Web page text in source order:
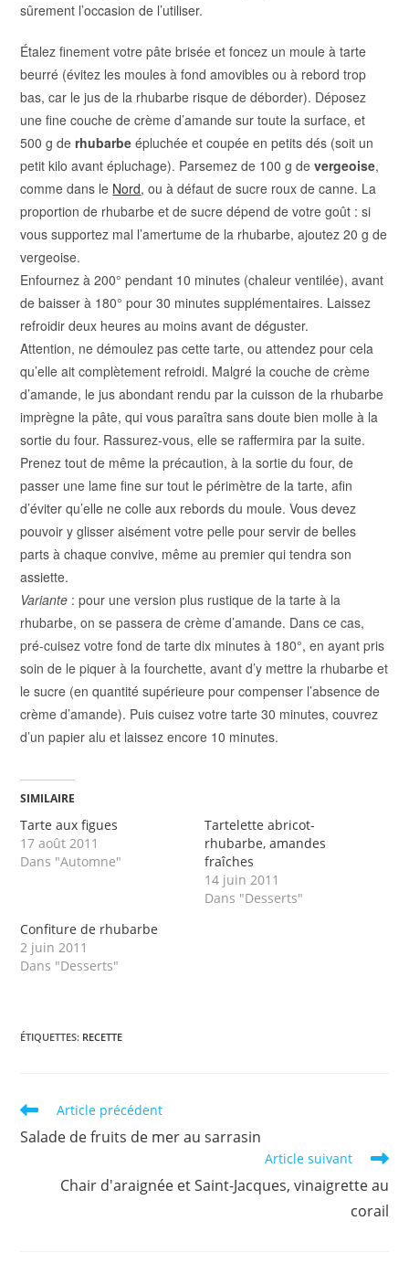
sûrement l’occasion de l’utiliser.
Étalez finement votre pâte brisée et foncez un moule à tarte
beurré (évitez les moules à fond amovibles ou à rebord trop
bas, car le jus de la rhubarbe risque de déborder). Déposez
une fine couche de crème d’amande sur toute la surface, et
500 g de rhubarbeépluchée et coupée en petits dés (soit un
petit kilo avant épluchage). Parsemez de 100 g devergeoise,
comme dans le Nord, ou à défaut de sucre roux de canne. La
proportion de rhubarbe et de sucre dépend de votre goût : si
vous supportez mal l’amertume de la rhubarbe, ajoutez 20 g de
vergeoise.
Enfournez à 200° pendant 10 minutes (chaleur ventilée), avant
de baisser à 180° pour 30 minutes supplémentaires. Laissez
refroidir deux heures au moins avant de déguster.
Attention, ne démoulez pas cette tarte, ou attendez pour cela
qu’elle ait complètement refroidi. Malgré la couche de crème
d’amande, le jus abondant rendu par la cuisson de la rhubarbe
imprègne la pâte, qui vous paraîtra sans doute bien molle à la
sortie du four. Rassurez-vous, elle se raffermira par la suite.
Prenez tout de même la précaution, à la sortie du four, de
passer une lame fine sur tout le périmètre de la tarte, afin
d’éviter qu’elle ne colle aux rebords du moule. Vous devez
pouvoir y glisser aisément votre pelle pour servir de belles
parts à chaque convive, même au premier qui tendra son
assiette.
Variante : pour une version plus rustique de la tarte à la
rhubarbe, on se passera de crème d’amande. Dans ce cas,
pré-cuisez votre fond de tarte dix minutes à 180°, en ayant pris
soin de le piquer à la fourchette, avant d’y mettre la rhubarbe et
le sucre (en quantité supérieure pour compenser l’absence de
crème d’amande). Puis cuisez votre tarte 30 minutes, couvrez
d’un papier alu et laissez encore 10 minutes.
SIMILAIRE
Tarte aux figues
17 août 2011
Dans "Automne"
Tartelette abricot-
rhubarbe, amandes
fraîches
14 juin 2011
Dans "Desserts"
Confiture de rhubarbe
2 juin 2011
Dans "Desserts"
ÉTIQUETTES: RECETTE
Read
more
articles
Article précédent
Salade de fruits de mer au sarrasin
Article suivant
Chair d'araignée et Saint-Jacques, vinaigrette au
corail